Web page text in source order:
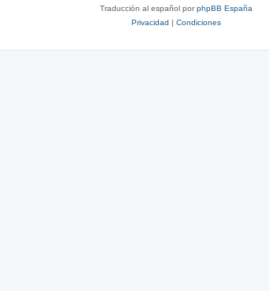
Traducción al español porphpBB España
Privacidad | Condiciones